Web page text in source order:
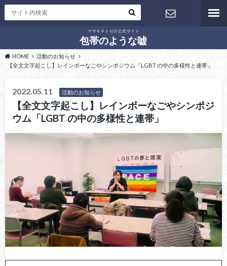
マサキチトセの公式サイト
包帯のような嘘
せ
HOME
活動のお知らせ
【全文文字起こし】レインボーなごやシンポジウム「LGBT の中の多様性と連帯」
2022.05.11 活動のお知らせ
【全文文字起こし】レインボーなごやシンポジ
ウム「LGBT の中の多様性と連帯」